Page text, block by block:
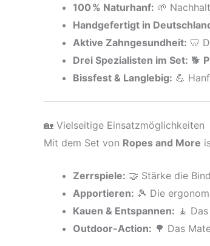
100 % Naturhanf: 🌱
Handgefertigt in
Aktive Zahngesundheit: 🦷
Drei Spezialisten im Set: 🐕
Bissfest & Langlebig: 💪
🏡 Vielseitige Einsatzmöglichkeiten
Mit dem Set von Ropes and More
Zerrspiele: 🤝 Stärke die
Apportieren: 🎾 Die
Kauen & Entspannen: 🧘
Outdoor-Action: 🌳 Das